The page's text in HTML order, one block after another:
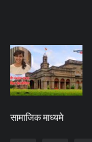
सामाजिक माध्यमे